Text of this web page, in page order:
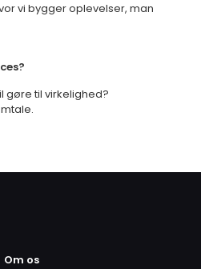
vi bygger oplevelser, man
gøre til virkelighed?
Om os